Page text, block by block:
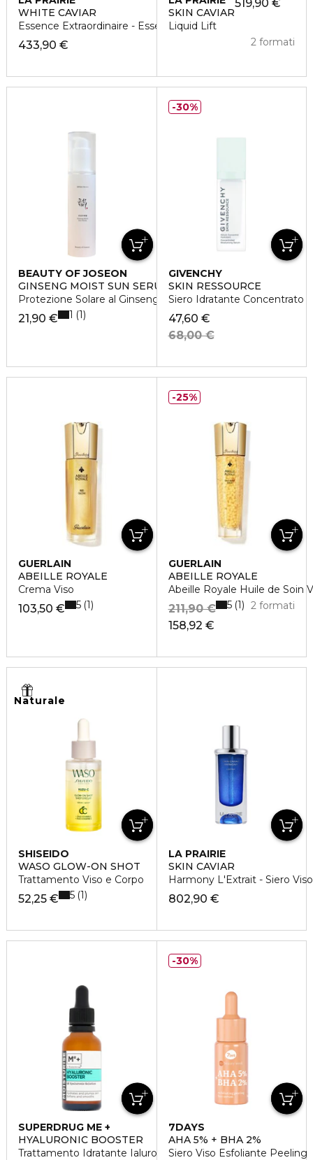
WHITE CAVIAR
Essence Extraordinaire - Essenza Pre-Siero
433,90 €
SKIN CAVIAR
Liquid Lift
519,90 €
2 formati
BEAUTY OF JOSEON
GINSENG MOIST SUN SERUM
Protezione Solare al Ginseng
21,90 € 1 1
GIVENCHY
SKIN RESSOURCE
Siero Idratante Concentrato
47,60 €
68,00 €
30%
GUERLAIN
ABEILLE ROYALE
Crema Viso
103,50 € 5 1
GUERLAIN
ABEILLE ROYALE
Abeille Royale Huile de Soin
158,92 €
211,90 € 2 formati
5 1
25%
Naturale
SHISEIDO
WASO GLOW-ON SHOT
Trattamento Viso e Corpo
52,25 € 5 1
LA PRAIRIE
SKIN CAVIAR
Harmony L'Extrait - Siero Viso
802,90 €
SUPERDRUG ME +
HYALURONIC BOOSTER
Trattamento Idratante Ialuronico
7DAYS
AHA 5% + BHA 2%
Siero Viso Esfoliante Peeling
30%